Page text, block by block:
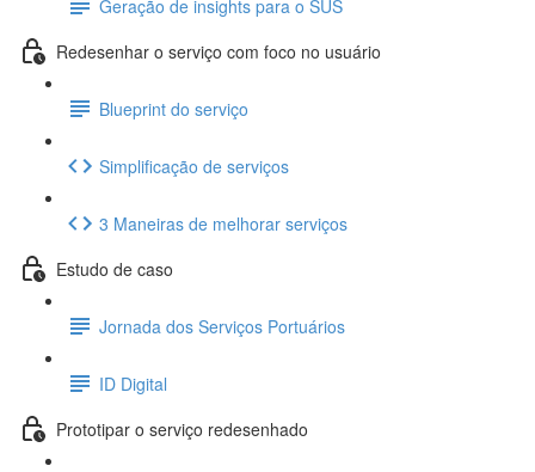
Geração de insights para o SUS
Redesenhar o serviço com foco no usuário
Blueprint do serviço
Simplificação de serviços
3 Maneiras de melhorar serviços
Estudo de caso
Jornada dos Serviços Portuários
ID Digital
Prototipar o serviço redesenhado